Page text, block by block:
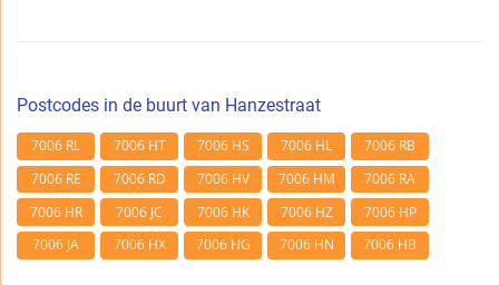
Postcodes in de buurt van Hanzestraat
7006 RL 7006 HT 7006 HS 7006 HL
7006 RB
7006 RE
7006 RD 7006 HV 7006 HM
7006 RA
7006 HR
7006 JC 7006 HK 7006 HZ
7006 HP
7006 JA
7006 HX 7006 HG 7006 HN 7006 HB